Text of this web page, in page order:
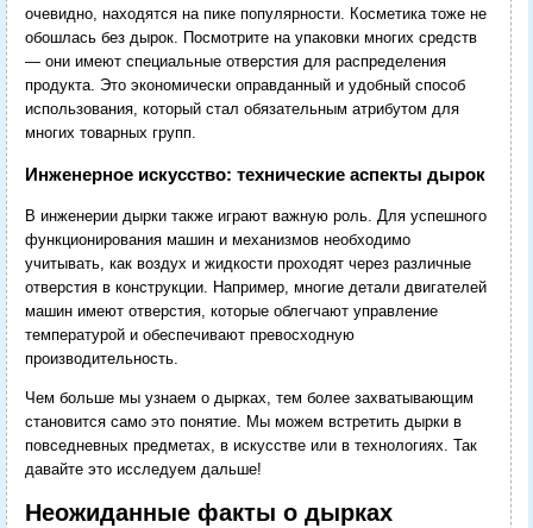
очевидно, находятся на пике популярности. Косметика тоже не
обошлась без дырок. Посмотрите на упаковки многих средств
— они имеют специальные отверстия для распределения
продукта. Это экономически оправданный и удобный способ
использования, который стал обязательным атрибутом для
многих товарных групп.
Инженерное искусство: технические аспекты дырок
В инженерии дырки также играют важную роль. Для успешного
функционирования машин и механизмов необходимо
учитывать, как воздух и жидкости проходят через различные
отверстия в конструкции. Например, многие детали двигателей
машин имеют отверстия, которые облегчают управление
температурой и обеспечивают превосходную
производительность.
Чем больше мы узнаем о дырках, тем более захватывающим
становится само это понятие. Мы можем встретить дырки в
повседневных предметах, в искусстве или в технологиях. Так
давайте это исследуем дальше!
Неожиданные факты о дырках